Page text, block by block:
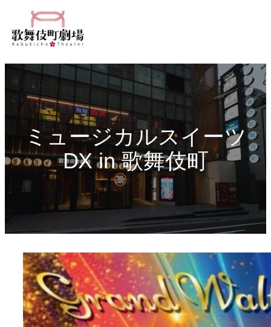
を
キ
ミュージカルスイーツ
DX in 歌舞伎町